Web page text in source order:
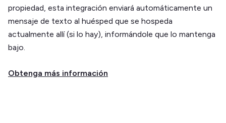
propiedad, esta integración enviará automáticamente un
mensaje de texto al huésped que se hospeda
actualmente allí (si lo hay), informándole que lo mantenga
bajo.
Obtenga más información